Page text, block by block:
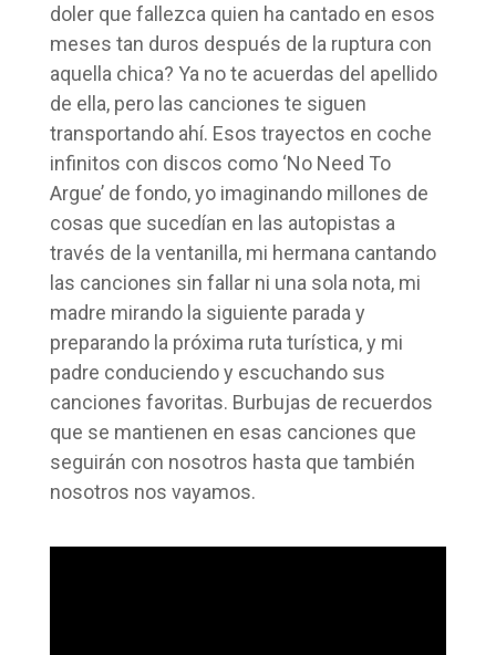
doler que fallezca quien ha cantado en esos
meses tan duros después de la ruptura con
aquella chica? Ya no te acuerdas del apellido
de ella, pero las canciones te siguen
transportando ahí. Esos trayectos en coche
infinitos con discos como ‘No Need To
Argue’ de fondo, yo imaginando millones de
cosas que sucedían en las autopistas a
través de la ventanilla, mi hermana cantando
las canciones sin fallar ni una sola nota, mi
madre mirando la siguiente parada y
preparando la próxima ruta turística, y mi
padre conduciendo y escuchando sus
canciones favoritas. Burbujas de recuerdos
que se mantienen en esas canciones que
seguirán con nosotros hasta que también
nosotros nos vayamos.